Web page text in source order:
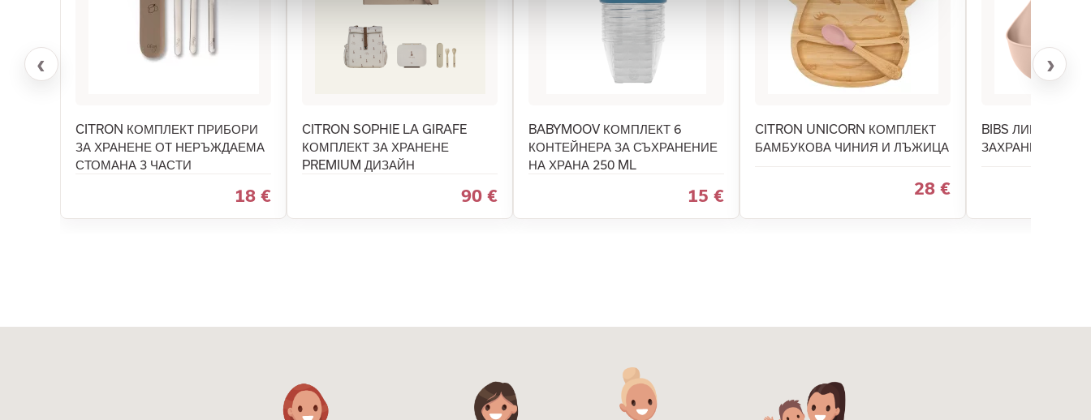
‹
CITRON КОМПЛЕКТ ПРИБОРИ
ЗА ХРАНЕНЕ ОТ НЕРЪЖДАЕМА
СТОМАНА 3 ЧАСТИ
18 €
CITRON SOPHIE LA GIRAFE
КОМПЛЕКТ ЗА ХРАНЕНЕ
PREMIUM ДИЗАЙН
90 €
BABYMOOV КОМПЛЕКТ 6
КОНТЕЙНЕРА ЗА СЪХРАНЕНИЕ
НА ХРАНА 250 ML
15 €
CITRON UNICORN КОМПЛЕКТ
БАМБУКОВА ЧИНИЯ И ЛЪЖИЦА
28 €
BIBS ЛИГАВНИК
ЗАХРАНВАНЕ И
›